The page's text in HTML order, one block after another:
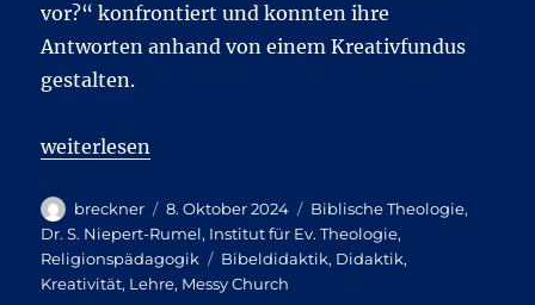
vor?“ konfrontiert und konnten ihre
Antworten anhand von einem Kreativfundus
gestalten.
„Kreativer Start in die Vorlesungszeit“
weiterlesen
Autor
breckner
Veröffentlicht
am
8. Oktober 2024 Kategorien
Biblische Theologie,
Dr. S. Niepert-Rumel, Institut für Ev. Theologie,
Religionspädagogik
Schlagwörter
Bibeldidaktik, Didaktik,
Kreativität, Lehre, Messy Church